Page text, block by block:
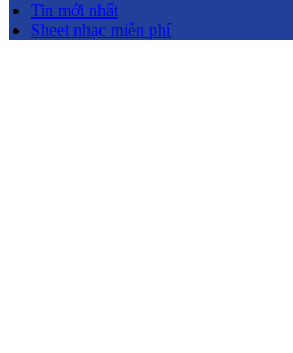
Tin mới nhất
Sheet nhạc miễn phí